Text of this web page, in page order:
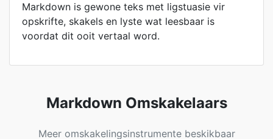
Markdown is gewone teks met ligstuasie vir
opskrifte, skakels en lyste wat leesbaar is
voordat dit ooit vertaal word.
Markdown Omskakelaars
Meer omskakelingsinstrumente beskikbaar